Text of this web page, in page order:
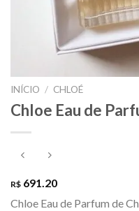
INÍCIO / CHLOÉ
Chloe Eau de
R$ 691.20
Chloe Eau de Parfum de